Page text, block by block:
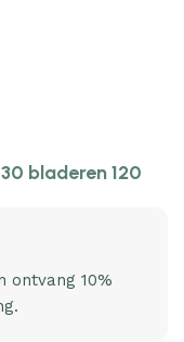
bladeren 120
ontvang 10%